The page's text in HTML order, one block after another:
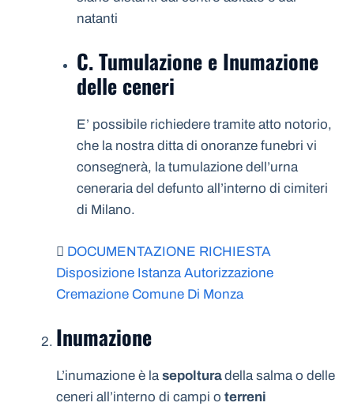
natanti
C. Tumulazione e Inumazione
delle ceneri
E’ possibile richiedere tramite atto notorio,
che la nostra ditta di onoranze funebri vi
consegnerà, la tumulazione dell’urna
ceneraria del defunto all’interno di cimiteri
di Milano.
DOCUMENTAZIONE RICHIESTA
Disposizione Istanza Autorizzazione
Cremazione Comune Di Monza
Inumazione
L’inumazione è lasepolturadella salma o delle
ceneri all’interno di campi o terreni